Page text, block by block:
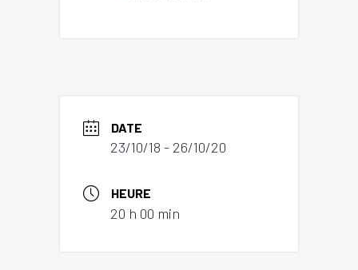
DATE
23/10/18 - 26/10/20
HEURE
20 h 00 min